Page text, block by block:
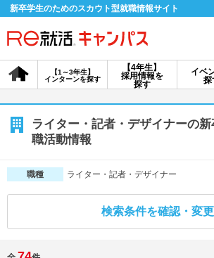
新卒学生のためのスカウト型就職情報サイト
【4年生】
採用情報を
探す
【1～3年生】
インターンを探す
イベ
探
会員登録 ロ
会員ID・パスワ
説明会を探す
ライター・記者・デザイナーの
職活動情報
職種 ライター・記者・デザイナー
検索条件を確認・変更